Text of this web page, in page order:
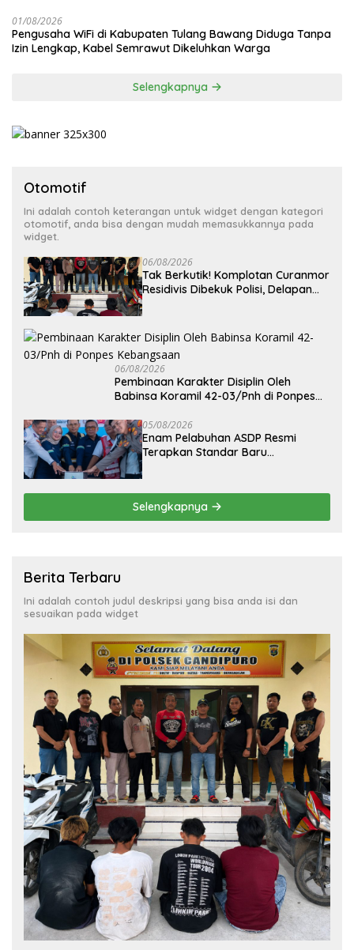
01/08/2026
Pengusaha WiFi di Kabupaten Tulang Bawang Diduga Tanpa
Izin Lengkap, Kabel Semrawut Dikeluhkan Warga
Selengkapnya
Otomotif
Ini adalah contoh keterangan untuk widget dengan kategori
otomotif, anda bisa dengan mudah memasukkannya pada
widget.
06/08/2026
Tak Berkutik! Komplotan Curanmor
Residivis Dibekuk Polisi, Delapan
06/08/2026
Pembinaan Karakter Disiplin Oleh
Babinsa Koramil 42-03/Pnh di Ponpes
05/08/2026
Enam Pelabuhan ASDP Resmi
Terapkan Standar Baru
Selengkapnya
Berita Terbaru
Ini adalah contoh judul deskripsi yang bisa anda isi dan
sesuaikan pada widget